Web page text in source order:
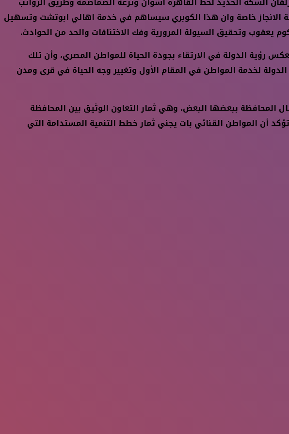
بتكثيف الاعمال لسرعة الانجاز خاصة وان هذا الكوبري سيساهم في خدمة اهالي ابوتشت وتسهيل
يعقوب وتحقيق السيولة المرورية وفك الاختناقات والحد من الحوادث.
رؤية الدولة في الارتقاء بجودة الحياة للمواطن المصري، وأن تلك
لخدمة المواطن في المقام الأول وتغيير وجه الحياة في قرى ومدن
ببعضها البعض، وهي ثمار التعاون الوثيق بين المحافظة
أن المواطن القنائي بات يجني ثمار خطط التنمية المستدامة التي